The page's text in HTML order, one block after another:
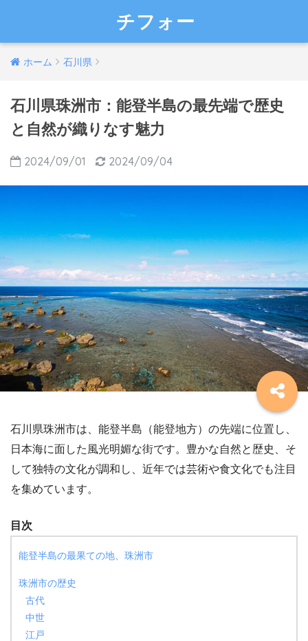
チフォー
ホーム 石川県
石川県珠洲市：能登半島の最先端で歴史
と自然が織りなす魅力
2024/09/01 2024/09/04
石川県珠洲市は、能登半島（能登地方）の先端に位置し、
日本海に面した風光明媚な街です。豊かな自然と歴史、そ
して独特の文化が調和し、近年では芸術や食文化でも注目
を集めています。
目次
能登半島の最果ての地、珠洲市
珠洲市の歴史
古代
中世
江戸